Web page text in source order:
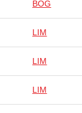
BOG
LIM
LIM
LIM